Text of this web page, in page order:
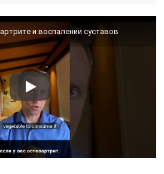
и воспалении суставов